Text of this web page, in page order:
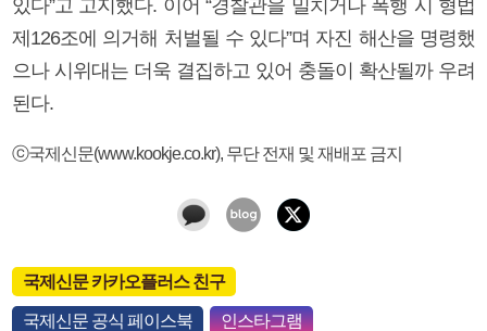
있다”고 고지했다. 이어 “경찰관을 밀치거나 폭행 시 형법
제126조에 의거해 처벌될 수 있다”며 자진 해산을 명령했
으나 시위대는 더욱 결집하고 있어 충돌이 확산될까 우려
된다.
ⓒ국제신문(www.kookje.co.kr), 무단 전재 및 재배포 금지
국제신문 카카오플러스 친구
국제신문 공식 페이스북 인스타그램